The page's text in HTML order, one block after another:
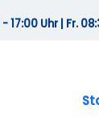
17:00 Uhr | Fr.